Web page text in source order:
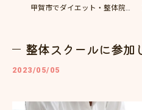
甲賀市でダイエット・整体院ならはな整体院
整体スクールに参加
2023/05/05